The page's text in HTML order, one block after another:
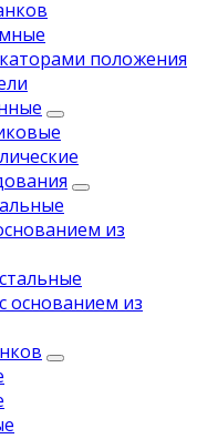
положения
из
основанием из